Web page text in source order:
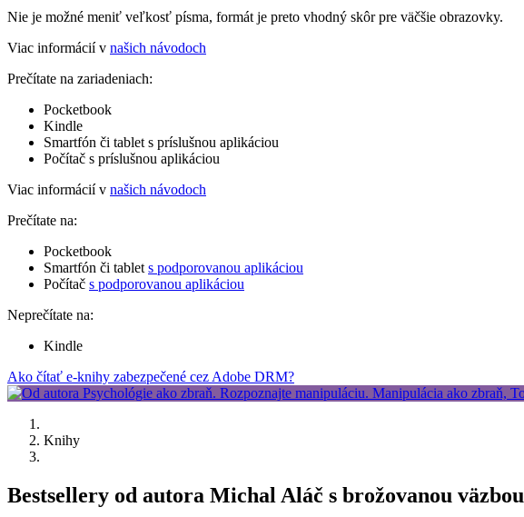
Nie je možné meniť veľkosť písma, formát je preto vhodný skôr pre väčšie obrazovky.
Viac informácií v našich návodoch
Prečítate na zariadeniach:
Pocketbook
Kindle
Smartfón či tablet s príslušnou aplikáciou
Počítač s príslušnou aplikáciou
Viac informácií v našich návodoch
Prečítate na:
Pocketbook
Smartfón či tablet s podporovanou aplikáciou
Počítač s podporovanou aplikáciou
Neprečítate na:
Kindle
Ako čítať e-knihy zabezpečené cez Adobe DRM?
Knihy
Bestsellery od autora Michal Aláč s brožovanou väzbou